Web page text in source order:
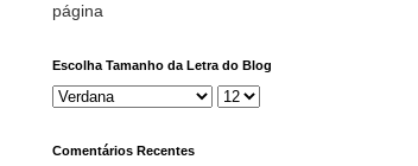
página
Escolha Tamanho da Letra do Blog
Comentários Recentes